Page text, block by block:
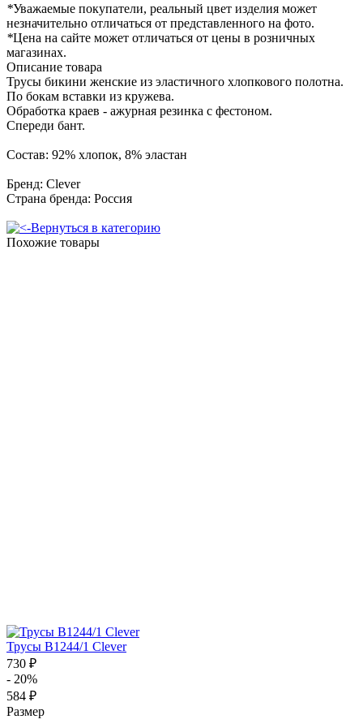
*Уважаемые покупатели, реальный цвет изделия может
незначительно отличаться от представленного на фото.
*Цена на сайте может отличаться от цены в розничных
магазинах.
Описание товара
Трусы бикини женские из эластичного хлопкового полотна.
По бокам вставки из кружева.
Обработка краев - ажурная резинка с фестоном.
Спереди бант.
Состав: 92% хлопок, 8% эластан
Бренд: Clever
Страна бренда: Россия
Вернуться в категорию
Похожие товары
Трусы B1244/1 Clever
730 ₽
- 20%
584 ₽
Размер